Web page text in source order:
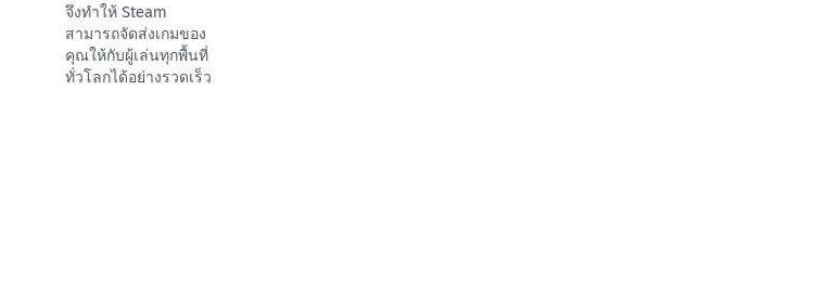
จึงทำให้ Steam
สามารถจัดส่งเกมของ
คุณให้กับผู้เล่นทุกพื้นที่
ทั่วโลกได้อย่างรวดเร็ว